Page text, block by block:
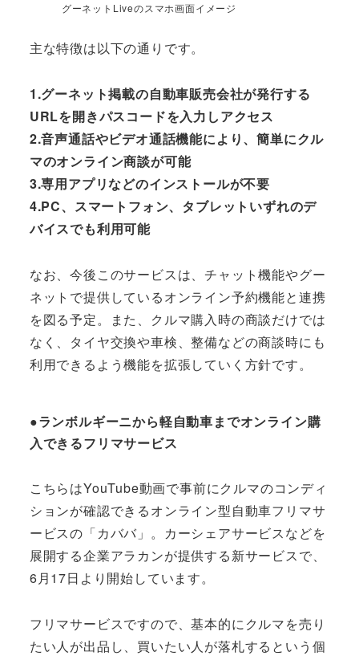
グーネットLiveのスマホ画面イメージ
主な特徴は以下の通りです。
1.グーネット掲載の自動車販売会社が発行する
URLを開きパスコードを入力しアクセス
2.音声通話やビデオ通話機能により、簡単にクル
マのオンライン商談が可能
3.専用アプリなどのインストールが不要
4.PC、スマートフォン、タブレットいずれのデ
バイスでも利用可能
なお、今後このサービスは、チャット機能やグー
ネットで提供しているオンライン予約機能と連携
を図る予定。また、クルマ購入時の商談だけでは
なく、タイヤ交換や車検、整備などの商談時にも
利用できるよう機能を拡張していく方針です。
●ランボルギーニから軽自動車までオンライン購
入できるフリマサービス
こちらはYouTube動画で事前にクルマのコンディ
ションが確認できるオンライン型自動車フリマサ
ービスの「カババ」。カーシェアサービスなどを
展開する企業アラカンが提供する新サービスで、
6月17日より開始しています。
フリマサービスですので、基本的にクルマを売り
たい人が出品し、買いたい人が落札するという個